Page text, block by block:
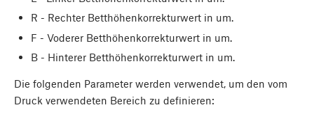
R - Rechter Betthöhenkorrekturwert in um.
F - Voderer Betthöhenkorrekturwert in um.
B - Hinterer Betthöhenkorrekturwert in um.
Die folgenden Parameter werden verwendet, um den vom
Druck verwendeten Bereich zu definieren: